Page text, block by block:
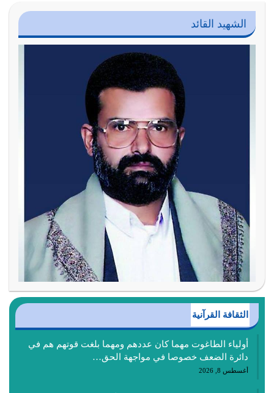
الشهيد القائد
الثقافة القرآنية
أولياء الطاغوت مهما كان عددهم ومهما بلغت قوتهم هم في
دائرة الضعف خصوصا في مواجهة الحق…
أغسطس 8, 2026